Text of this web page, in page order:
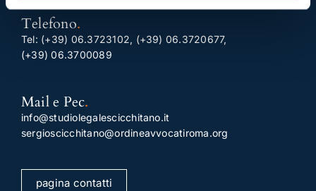
Telefono.
Tel: (+39) 06.3723102, (+39) 06.3720677,
(+39) 06.3700089
Mail e Pec.
info@studiolegalescicchitano.it
sergioscicchitano@ordineavvocatiroma.org
pagina contatti